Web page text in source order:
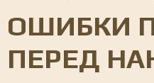
ОШИБКИ
ПЕРЕД